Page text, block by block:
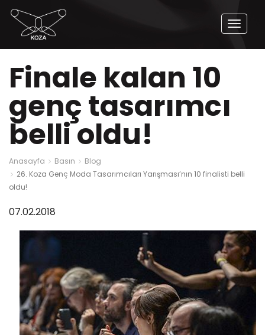
Aç
Finale kalan 10
genç tasarımcı
belli oldu!
Anasayfa Basın
Blog
26. Koza Genç Moda Tasarımcıları Yarışması’nın 10 finalisti belli
oldu!
07.02.2018